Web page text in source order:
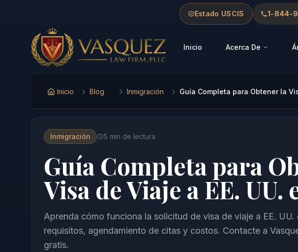
Estado USCIS 1-844-
Vasquez Law Firm - Home
Inicio Acerca De
Inicio Blog Inmigración Guía Completa para Obtener la
Inmigración 5 min de lectura
Guía Completa para
Visa de Viaje a EE. UU.
Aprenda cómo funciona la solicitud de visa de viaje a EE.
requisitos, agendamiento de citas y costos. Contacte a
gratis.